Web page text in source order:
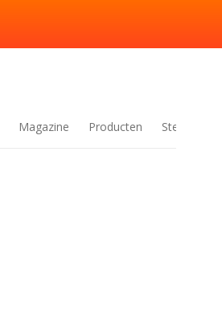
Magazine Producten Steden